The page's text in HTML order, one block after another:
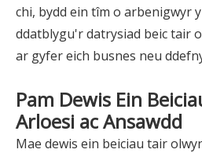
chi, bydd ein tîm o arbenigwyr
ddatblygu'r datrysiad beic tair
ar gyfer eich busnes neu
Pam Dewis Ein
Arloesi ac Ansawdd
Mae dewis ein beiciau tair